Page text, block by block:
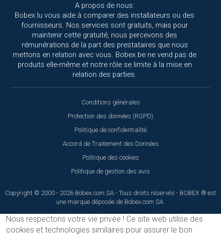
A propos de nous:
Bobex.lu vous aide à comparer des installateurs ou des
fournisseurs. Nos services sont gratuits, mais pour
maintenir cette gratuité, nous percevons des
rémunérations de la part des prestataires que nous
mettons en relation avec vous. Bobex.be ne vend pas de
produits elle-même et notre rôle se limite à la mise en
relation des parties.
Conditions générales
Protection des données (RGPD)
Politique de confidentialité
Accord de Traitement des Données
Politique des cookies
Politique de gestion des avis
Copyright © 2000 - 2026 Bobex.com SA - Tous droits réservés - BOBEX ® est
une marque déposée de Bobex.com SA.
Nous respectons votre vie privée ! Ce site web utilise des
cookies et technologies similaires pour assurer le bon